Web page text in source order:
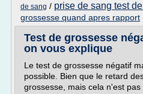
de sang / prise de sang test
grossesse quand apres rapport
Test de grossesse
on vous explique
Le test de grossesse négatif
possible. Bien que le retard
grossesse, mais cela n'est